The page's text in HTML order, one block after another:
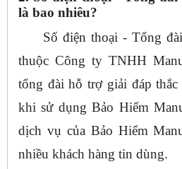
là bao nhiêu?
Số điện thoại - Tổng đài
thuộc Công ty TNHH
tổng đài hỗ trợ giải đáp thắc
khi sử dụng Bảo Hiểm
dịch vụ của Bảo Hiểm
nhiều khách hàng tin dùng.